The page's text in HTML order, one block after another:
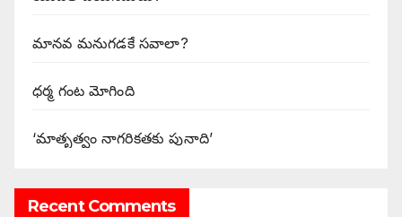
మానవ మనుగడకే సవాలా?
ధర్మ గంట మోగింది
‘మాతృత్వం నాగరికతకు పునాది’
Recent Comments